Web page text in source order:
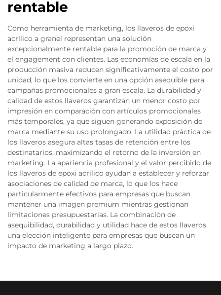
rentable
Como herramienta de marketing, los llaveros de epoxi
acrílico a granel representan una solución
excepcionalmente rentable para la promoción de marca y
el engagement con clientes. Las economías de escala en la
producción masiva reducen significativamente el costo por
unidad, lo que los convierte en una opción asequible para
campañas promocionales a gran escala. La durabilidad y
calidad de estos llaveros garantizan un menor costo por
impresión en comparación con artículos promocionales
más temporales, ya que siguen generando exposición de
marca mediante su uso prolongado. La utilidad práctica de
los llaveros asegura altas tasas de retención entre los
destinatarios, maximizando el retorno de la inversión en
marketing. La apariencia profesional y el valor percibido de
los llaveros de epoxi acrílico ayudan a establecer y reforzar
asociaciones de calidad de marca, lo que los hace
particularmente efectivos para empresas que buscan
mantener una imagen premium mientras gestionan
limitaciones presupuestarias. La combinación de
asequibilidad, durabilidad y utilidad hace de estos llaveros
una elección inteligente para empresas que buscan un
impacto de marketing a largo plazo.